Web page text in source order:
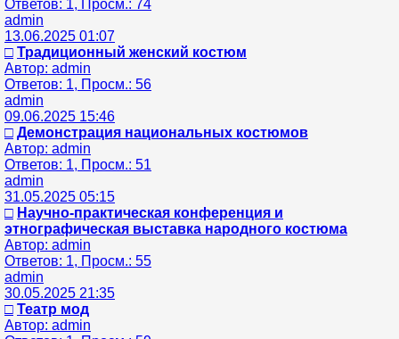
Ответов: 1, Просм.: 74
admin
13.06.2025 01:07
□ Традиционный женский костюм
Автор: admin
Ответов: 1, Просм.: 56
admin
09.06.2025 15:46
□ Демонстрация национальных костюмов
Автор: admin
Ответов: 1, Просм.: 51
admin
31.05.2025 05:15
□ Научно-практическая конференция и
этнографическая выставка народного костюма
Автор: admin
Ответов: 1, Просм.: 55
admin
30.05.2025 21:35
□ Театр мод
Автор: admin